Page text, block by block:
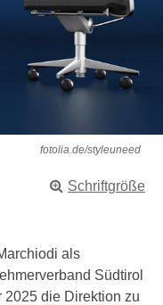
fotolia.de/styleuneed
Schriftgröße
als
Südtirol
2025 die Direktion zu